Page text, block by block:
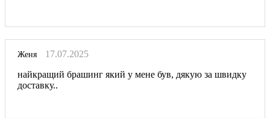
Женя
17.07.2025
найкращий брашинг який у мене був, дякую за швидку
доставку..